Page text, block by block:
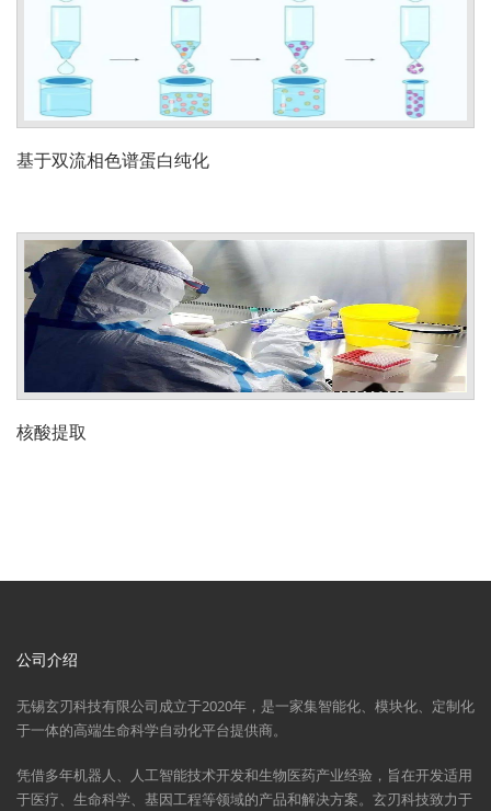
基于双流相色谱蛋白纯化
核酸提取
公司介绍
无锡玄刃科技有限公司成立于2020年，是一家集智能化、模块化、定制化
于一体的高端生命科学自动化平台提供商。
凭借多年机器人、人工智能技术开发和生物医药产业经验，旨在开发适用
于医疗、生命科学、基因工程等领域的产品和解决方案。玄刃科技致力于